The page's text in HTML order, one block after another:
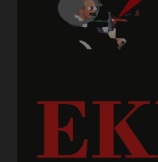
SCHULE & BÜRO
BUCHTIPPS